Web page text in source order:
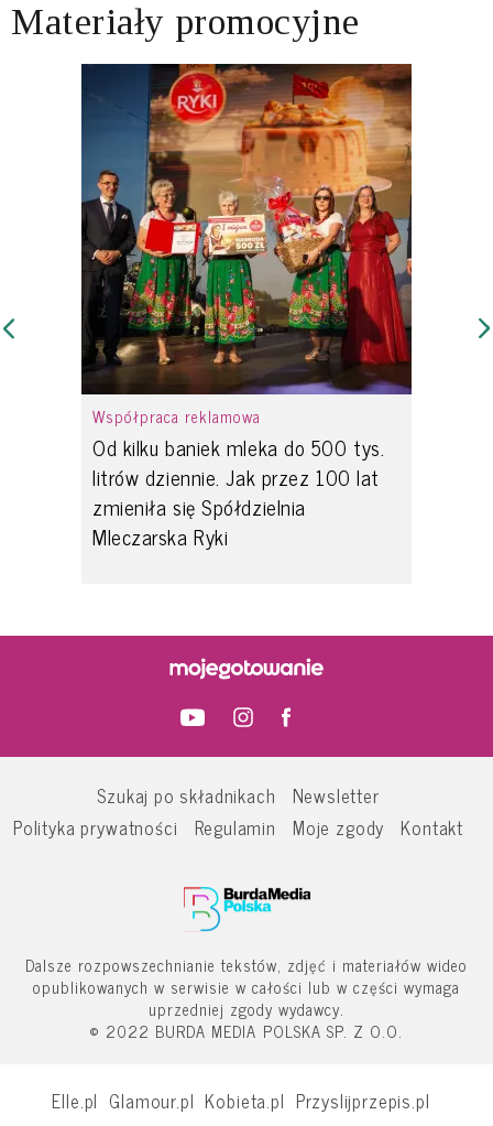
Materiały promocyjne
Współpraca reklamowa
Od kilku baniek mleka do 500 tys.
litrów dziennie. Jak przez 100 lat
zmieniła się Spółdzielnia
Mleczarska Ryki
Szukaj po składnikach
Newsletter
Polityka prywatności
Regulamin Moje zgody Kontakt
Dalsze rozpowszechnianie tekstów, zdjęć i materiałów wideo
opublikowanych w serwisie w całości lub w części wymaga
uprzedniej zgody wydawcy.
© 2022 BURDA MEDIA POLSKA SP. Z O.O.
Elle.pl Glamour.pl Kobieta.pl Przyslijprzepis.pl